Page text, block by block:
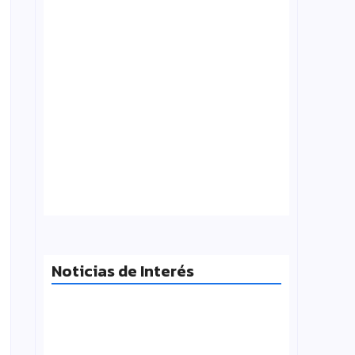
Noticias de Interés